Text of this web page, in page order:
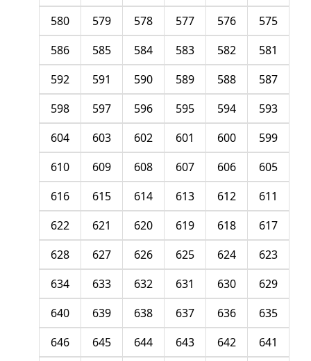
575
576
577
578
579
580
581
582
583
584
585
586
587
588
589
590
591
592
593
594
595
596
597
598
599
600
601
602
603
604
605
606
607
608
609
610
611
612
613
614
615
616
617
618
619
620
621
622
623
624
625
626
627
628
629
630
631
632
633
634
635
636
637
638
639
640
641
642
643
644
645
646